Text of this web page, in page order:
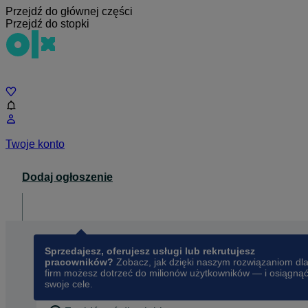
Przejdź do głównej części
Przejdź do stopki
Twoje konto
Dodaj ogłoszenie
Sprzedajesz, oferujesz usługi lub rekrutujesz
pracowników? Zobacz, jak dzięki naszym rozwiązaniom dla
firm możesz dotrzeć do milionów użytkowników — i osiągnąć
swoje cele.